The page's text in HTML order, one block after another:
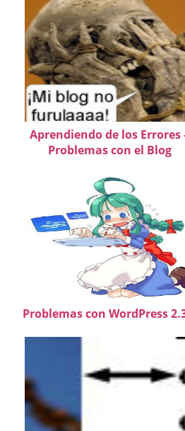
Aprendiendo de los Errores
Problemas con el Blog
Problemas con WordPress